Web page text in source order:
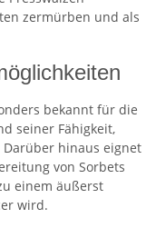
zermürben und als
bekannt für die
seiner Fähigkeit,
hinaus eignet
von Sorbets
einem äußerst
wird.